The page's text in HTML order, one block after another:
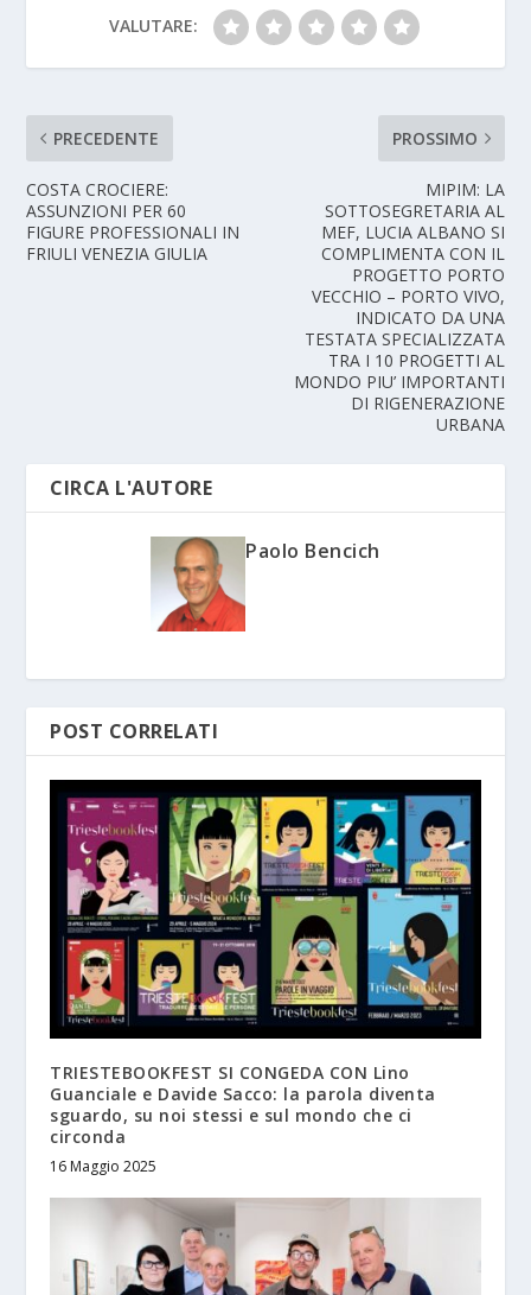
VALUTARE:
PRECEDENTE
COSTA CROCIERE:
ASSUNZIONI PER 60
FIGURE PROFESSIONALI IN
FRIULI VENEZIA GIULIA
PROSSIMO
MIPIM: LA
SOTTOSEGRETARIA AL
MEF, LUCIA ALBANO SI
COMPLIMENTA CON IL
PROGETTO PORTO
VECCHIO – PORTO VIVO,
INDICATO DA UNA
TESTATA SPECIALIZZATA
TRA I 10 PROGETTI AL
MONDO PIU’ IMPORTANTI
DI RIGENERAZIONE
URBANA
CIRCA L'AUTORE
Paolo Bencich
POST CORRELATI
TRIESTEBOOKFEST SI CONGEDA CON Lino
Guanciale e Davide Sacco: la parola diventa
sguardo, su noi stessi e sul mondo che ci
circonda
16 Maggio 2025